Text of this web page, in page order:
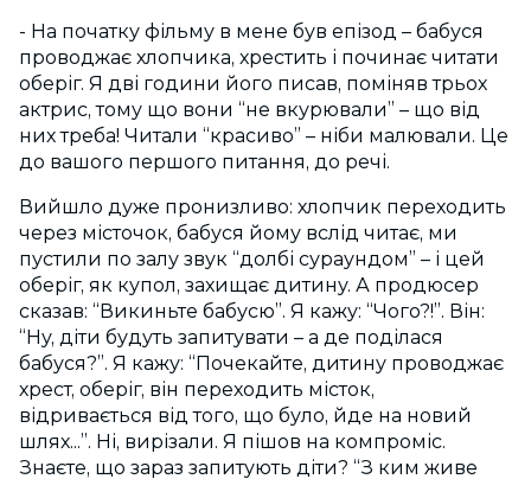
- На початку фільму в мене був епізод – бабуся
проводжає хлопчика, хрестить і починає читати
оберіг. Я дві години його писав, поміняв трьох
актрис, тому що вони “не вкурювали” – що від
них треба! Читали “красиво” – ніби малювали. Це
до вашого першого питання, до речі.
Вийшло дуже пронизливо: хлопчик переходить
через місточок, бабуся йому вслід читає, ми
пустили по залу звук “долбі сураундом” – і цей
оберіг, як купол, захищає дитину. А продюсер
сказав: “Викиньте бабусю”. Я кажу: “Чого?!”. Він:
“Ну, діти будуть запитувати – а де поділася
бабуся?”. Я кажу: “Почекайте, дитину проводжає
хрест, оберіг, він переходить місток,
відривається від того, що було, йде на новий
шлях...”. Ні, вирізали. Я пішов на компроміс.
Знаєте, що зараз запитують діти? “З ким живе